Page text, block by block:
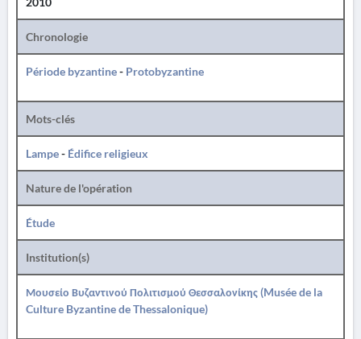
Chronologie
Période byzantine- Protobyzantine
Mots-clés
Lampe- Édifice religieux
Nature de l'opération
Étude
Institution(s)
Μουσείο Βυζαντινού Πολιτισμού Θεσσαλονίκης (Musée de la
Culture Byzantine de Thessalonique)